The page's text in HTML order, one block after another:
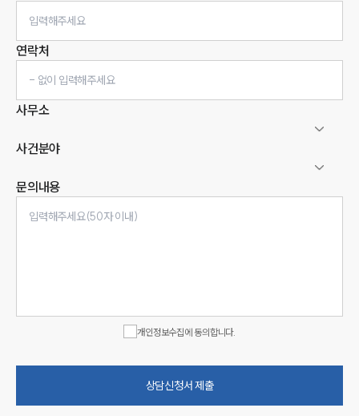
연락처
사무소
사건분야
문의내용
개인정보수집에 동의합니다.
상담신청서 제출